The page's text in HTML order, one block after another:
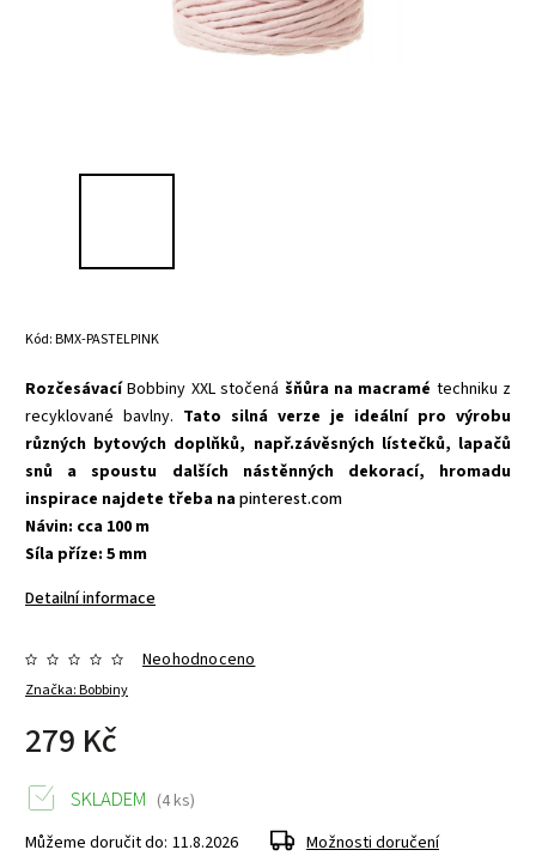
Kód:BMX-PASTELPINK
RozčesávacíBobbiny XXL stočená šňůra na macramé techniku z
recyklované bavlny. Tato silná verze je ideální pro výrobu
různých bytových doplňků, např.závěsných lístečků, lapačů
snů a spoustu dalších nástěnných dekorací, hromadu
inspirace najdete třeba napinterest.com
Návin: cca 100 m
Síla příze: 5 mm
Detailní informace
Značka:Bobbiny
Neohodnoceno
279 Kč
SKLADEM (4 ks)
Můžeme doručit do: 11.8.2026 Možnosti doručení